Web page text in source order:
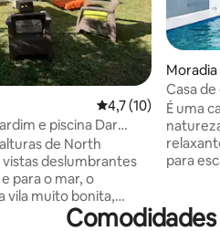
Classificação
4,7 (10)
e piscina Dar
de North
deslumbrantes
para o mar, o
vila muito bonita,
a 5 minutos da
Casa
piscina
É uma
para
Estará